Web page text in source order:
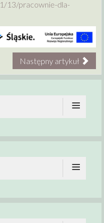
13/pracownie-dla-
Następny artykuł
≡
≡